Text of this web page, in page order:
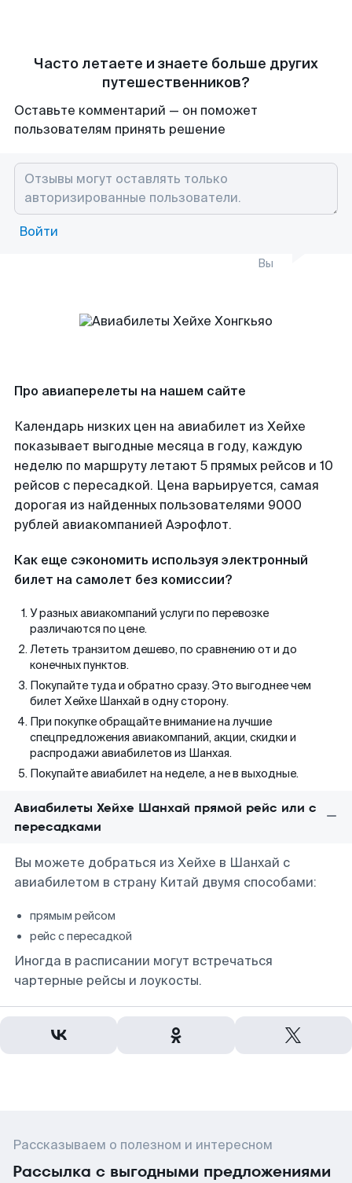
Часто летаете и знаете больше других
путешественников?
Оставьте комментарий — он поможет
пользователям принять решение
Войти
Вы
Про авиаперелеты на нашем сайте
Календарь низких цен на авиабилет из Хейхе
показывает выгодные месяца в году, каждую
неделю по маршруту летают 5 прямых рейсов и 10
рейсов с пересадкой. Цена варьируется, самая
дорогая из найденных пользователями 9000
рублей авиакомпанией Аэрофлот.
Как еще сэкономить используя электронный
билет на самолет без комиссии?
У разных авиакомпаний услуги по перевозке
различаются по цене.
Лететь транзитом дешево, по сравнению от и до
конечных пунктов.
Покупайте туда и обратно сразу. Это выгоднее чем
билет Хейхе Шанхай в одну сторону.
При покупке обращайте внимание на лучшие
спецпредложения авиакомпаний, акции, скидки и
распродажи авиабилетов из Шанхая.
Покупайте авиабилет на неделе, а не в выходные.
Авиабилеты Хейхе Шанхай прямой рейс или с
пересадками
Вы можете добраться из Хейхе в Шанхай с
авиабилетом в страну Китай двумя способами:
прямым рейсом
рейс с пересадкой
Иногда в расписании могут встречаться
чартерные рейсы и лоукосты.
Рассказываем о полезном и интересном
Рассылка с выгодными предложениями